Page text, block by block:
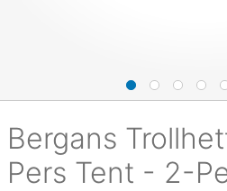
Bergans
Pers Tent - 2-